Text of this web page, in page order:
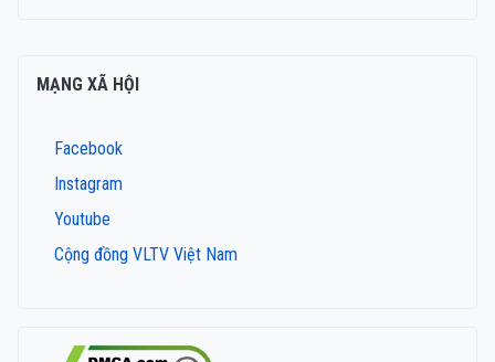
MẠNG XÃ HỘI
Facebook
Instagram
Youtube
Cộng đồng VLTV Việt Nam